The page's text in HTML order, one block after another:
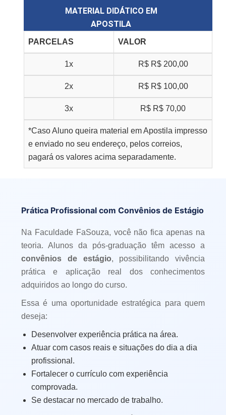
MATERIAL DIDÁTICO EM
APOSTILA
PARCELAS VALOR
1x R$ R$ 200,00
2x R$ R$ 100,00
3x R$ R$ 70,00
*Caso Aluno queira material em Apostila impresso
e enviado no seu endereço, pelos correios,
pagará os valores acima separadamente.
Prática Profissional com Convênios de Estágio
Na Faculdade FaSouza, você não fica apenas na
teoria. Alunos da pós-graduação têm acesso a
convênios de estágio, possibilitando vivência
prática e aplicação real dos conhecimentos
adquiridos ao longo do curso.
Essa é uma oportunidade estratégica para quem
deseja:
Desenvolver experiência prática na área.
Atuar com casos reais e situações do dia a dia
profissional.
Fortalecer o currículo com experiência
comprovada.
Se destacar no mercado de trabalho.